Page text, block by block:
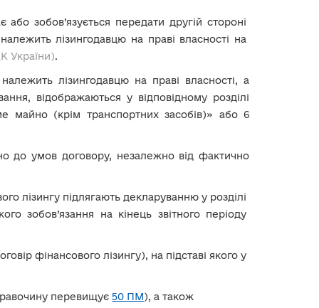
зобов’язується передати другій стороні
лізингодавцю на праві власності на
України).
лізингодавцю на праві власності, а
відображаються у відповідному розділі
майно (крім транспортних засобів)» або 6
до умов договору, незалежно від фактично
лізингу підлягають декларуванню у розділі
зобов’язання на кінець звітного періоду
фінансового лізингу), на підставі якого у
перевищує50 ПМ), а також